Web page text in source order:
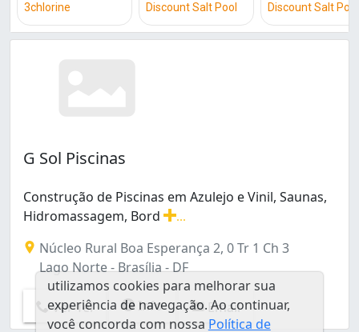
G Sol Piscinas
Construção de Piscinas em Azulejo e Vinil, Saunas,
Hidromassagem, Bord
Núcleo Rural Boa Esperança 2, 0 Tr 1 Ch 3
Lago Norte - Brasília - DF
Ver Tel Info Email
utilizamos cookies para melhorar sua
experiência de navegação. Ao continuar,
você concorda com nossa Política de